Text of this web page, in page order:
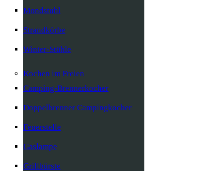
Mondstuhl
Strandkörbe
Winter-Stühle
Kochen im Freien
Camping-Brennerkocher
Doppelbrenner Campingkocher
Feuerstelle
Gaslampe
Grillbürste